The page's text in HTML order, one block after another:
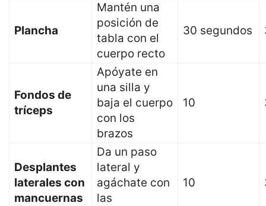
Plancha
Mantén una
posición de
tabla con el
cuerpo recto
30 segundos
Fondos de
tríceps
Apóyate en
una silla y
baja el cuerpo
con los
brazos
10
Desplantes
laterales con
mancuernas
Da un paso
lateral y
agáchate con
las
10